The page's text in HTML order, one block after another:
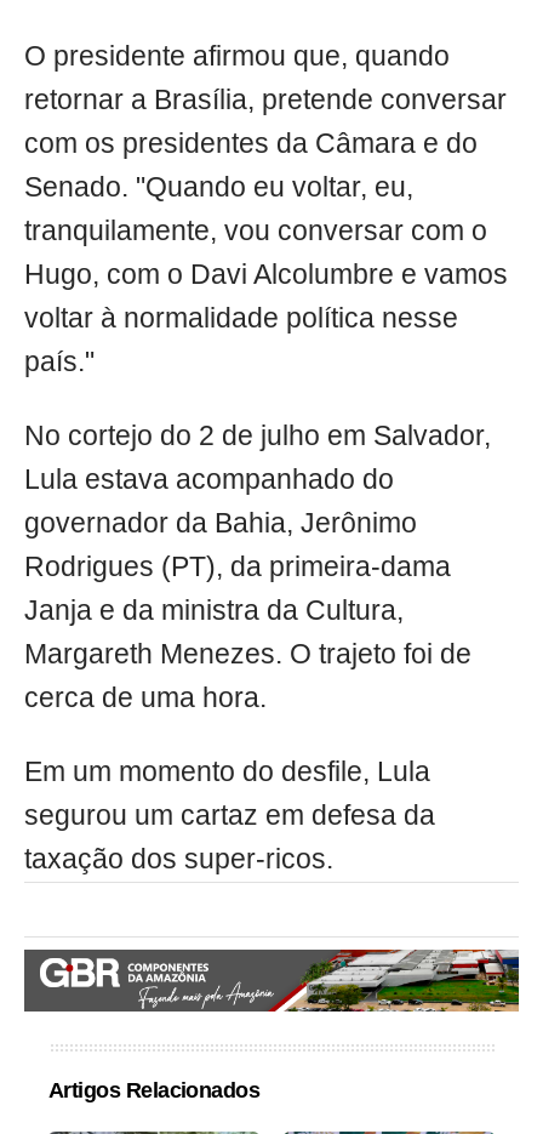
O presidente afirmou que, quando
retornar a Brasília, pretende conversar
com os presidentes da Câmara e do
Senado. "Quando eu voltar, eu,
tranquilamente, vou conversar com o
Hugo, com o Davi Alcolumbre e vamos
voltar à normalidade política nesse
país."
No cortejo do 2 de julho em Salvador,
Lula estava acompanhado do
governador da Bahia, Jerônimo
Rodrigues (PT), da primeira-dama
Janja e da ministra da Cultura,
Margareth Menezes. O trajeto foi de
cerca de uma hora.
Em um momento do desfile, Lula
segurou um cartaz em defesa da
taxação dos super-ricos.
Artigos Relacionados